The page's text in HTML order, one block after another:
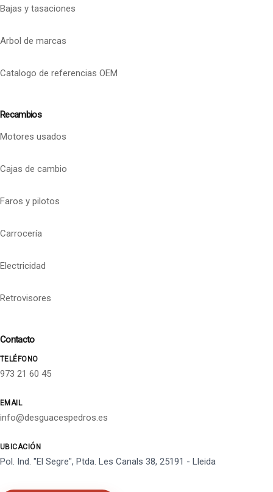
Bajas y tasaciones
Arbol de marcas
Catalogo de referencias OEM
Recambios
Motores usados
Cajas de cambio
Faros y pilotos
Carrocería
Electricidad
Retrovisores
Contacto
TELÉFONO
973 21 60 45
EMAIL
info@desguacespedros.es
UBICACIÓN
Pol. Ind. "El Segre", Ptda. Les Canals 38, 25191 - Lleida